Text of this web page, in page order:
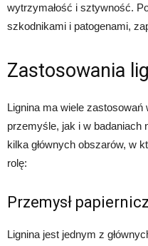
wytrzymałość i sztywność.
szkodnikami i patogenami,
Zastosowania
Lignina ma wiele
przemyśle, jak i w badaniach
kilka głównych obszarów, w
rolę:
Przemysł
Lignina jest jednym z